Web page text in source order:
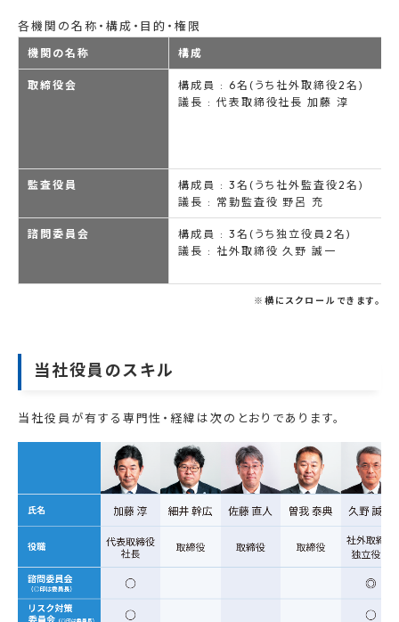
各機関の名称・構成・目的・権限
機関の名称 構成
取締役会
構成員 : 6名(うち社外取締役2名)
議長 : 代表取締役社長 加藤 淳
監査役員
構成員 : 3名(うち社外監査役2名)
議長 : 常勤監査役 野呂 充
諮問委員会
構成員 : 3名(うち独立役員2名)
議長 : 社外取締役 久野 誠一
※横にスクロールできます。
当社役員のスキル
当社役員が有する専門性・経緯は次のとおりであります。